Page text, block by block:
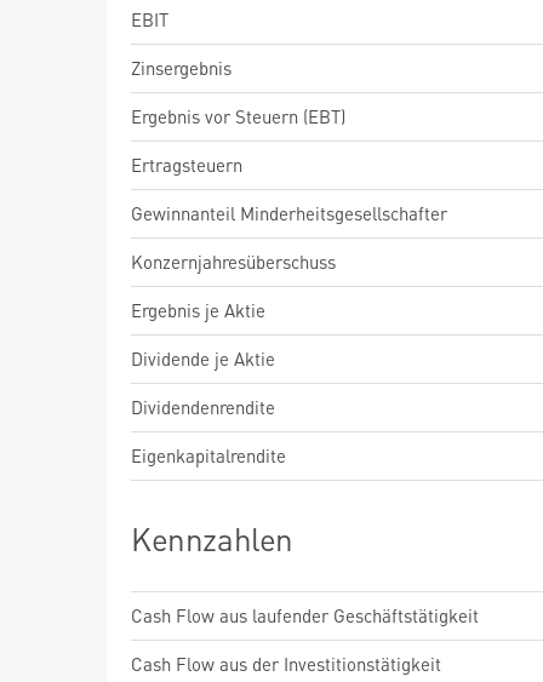
EBIT
Zinsergebnis
Ergebnis vor Steuern (EBT)
Ertragsteuern
Gewinnanteil Minderheitsgesellschafter
Konzernjahresüberschuss
Ergebnis je Aktie
Dividende je Aktie
Dividendenrendite
Eigenkapitalrendite
Kennzahlen
Cash Flow aus laufender Geschäftstätigkeit
Cash Flow aus der Investitionstätigkeit